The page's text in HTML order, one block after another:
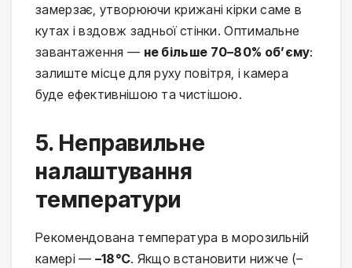
замерзає, утворюючи крижані кірки саме в
кутах і вздовж задньої стінки. Оптимальне
завантаження — не більше 70–80% об’єму:
залиште місце для руху повітря, і камера
буде ефективнішою та чистішою.
5. Неправильне
налаштування
температури
Рекомендована температура в морозильній
камері — –18°C. Якщо встановити нижче (–